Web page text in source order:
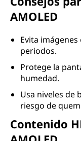
AMOLED
Evita
periodos.
Protege la
humedad.
Usa niveles de
riesgo de
Contenido